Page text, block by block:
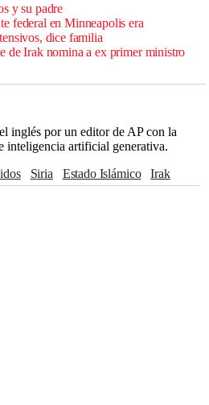
y su padre
federal en Minneapolis era
dice familia
de Irak nomina a ex primer ministro
inglés por un editor de AP con la
inteligencia artificial generativa.
Siria Estado Islámico
Irak